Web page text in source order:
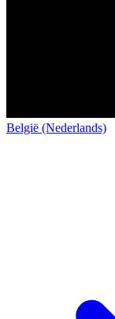
België (Nederlands)